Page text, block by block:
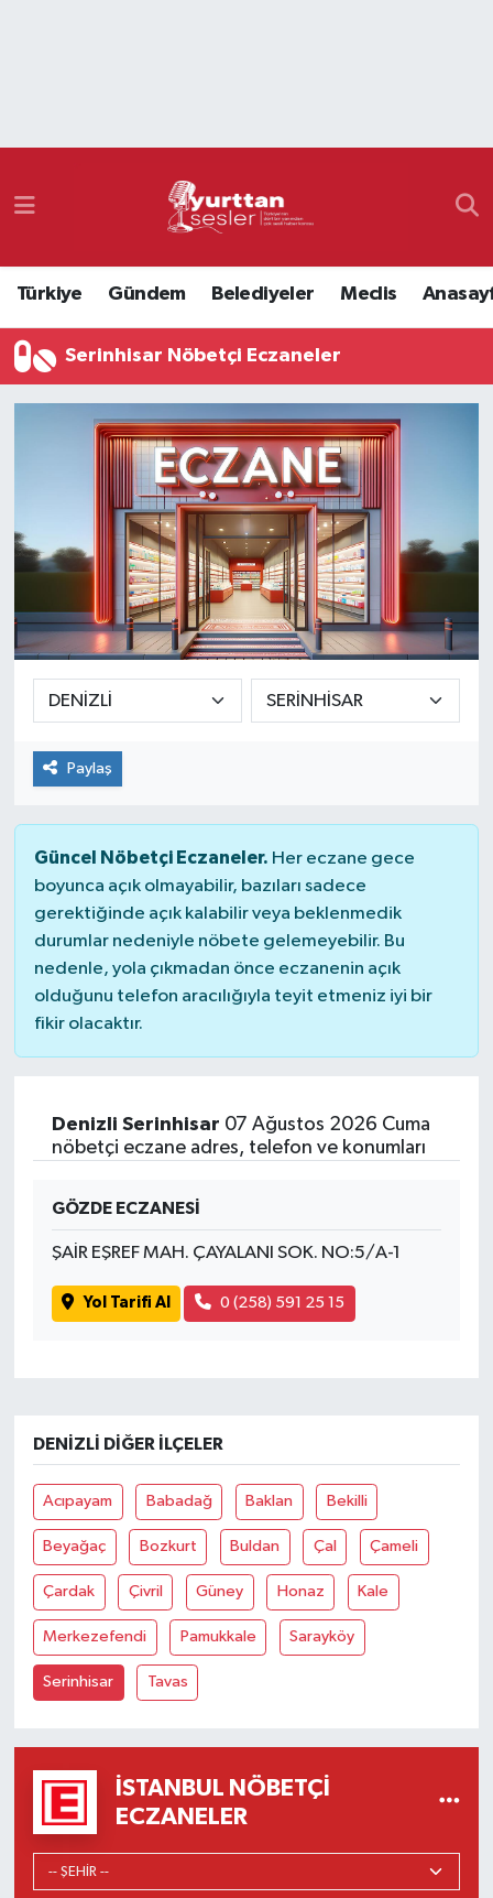
Türkiye Gündem Belediyeler Meclis
Serinhisar Nöbetçi Eczaneler
Paylaş
Güncel Nöbetçi Eczaneler. Her eczane gece
boyunca açık olmayabilir, bazıları sadece
gerektiğinde açık kalabilir veya beklenmedik
durumlar nedeniyle nöbete gelemeyebilir. Bu
nedenle, yola çıkmadan önce eczanenin açık
olduğunu telefon aracılığıyla teyit etmeniz iyi bir
fikir olacaktır.
Denizli Serinhisar 07 Ağustos 2026 Cuma
nöbetçi eczane adres, telefon ve konumları
GÖZDE ECZANESİ
ŞAİR EŞREF MAH. ÇAYALANI SOK. NO:5/A-1
Yol Tarifi Al 0 (258) 591 25 15
DENIZLI DIĞER İLÇELER
Acıpayam Babadağ Baklan Bekilli
Beyağaç Bozkurt Buldan Çal Çameli
Çardak Çivril Güney Honaz Kale
Merkezefendi Pamukkale Sarayköy
Serinhisar Tavas
İSTANBUL NÖBETÇI
ECZANELER
Namaz Vakitleri
Süper Lig Puan Durumu ve Fikstür
Tüm Manşetler
Son Dakika Haberleri
Haber Arşivi